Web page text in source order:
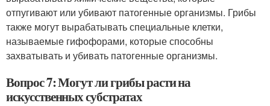
отпугивают или убивают патогенные организмы. Грибы
также могут вырабатывать специальные клетки,
называемые гифофорами, которые способны
захватывать и убивать патогенные организмы.
Вопрос 7: Могут ли грибы расти на
искусственных субстратах